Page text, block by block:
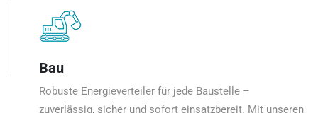
Bau
Robuste Energieverteiler für jede Baustelle –
zuverlässig, sicher und sofort einsatzbereit. Mit unseren